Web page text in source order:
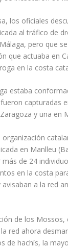
los oficiales
al tráfico de
pero que
que actuaba en
en la costa
estaba
capturadas
y una en
organización
en Manlleu
de 24
en la costa
a la red
de los Mossos,
red ahora
de hachís, la